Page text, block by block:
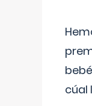
cúal